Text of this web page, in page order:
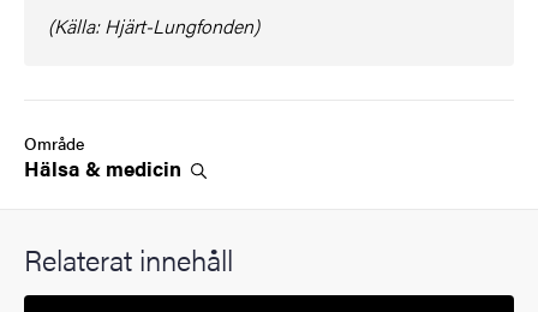
(Källa: Hjärt-Lungfonden)
Område
Hälsa & medicin
Relaterat innehåll